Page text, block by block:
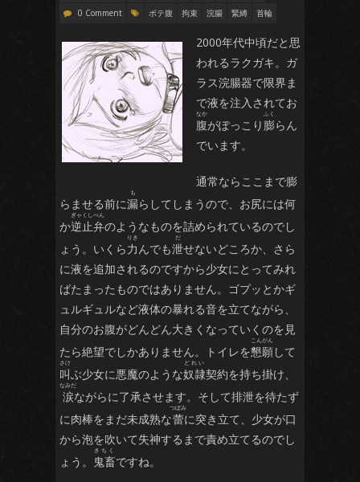
0 Comment
ボテ腹 拘束 浣腸 緊縛 首輪
2000年代中頃だと思
われるラクガキ。ガ
ラス浣腸器で限界ま
で液を注入されてお
腹がぽっこり 膨らん
でいます。
通常ならここまで膨
らませる前に漏らしてしまうので、お尻には何
か逆止弁のようなものを詰められているのでし
ょう。いくら力んでも泄せないどころか、さら
に液を追加されるのですから少女にとってみれ
ばたまったものではありません。ゴプッとかギ
ュルギュルなど液体の暴れる音を立てながら、
自分のお腹がどんどん大きくなっていくのを見
たら絶望でしかありません。トイレを懇願して
叫ぶ少女に悪魔のような奴隷契約を持ち掛け、
涙ながらに了承させます。そして排泄を待たず
に肉棒をまだ未成熟な蕾に突き立て、少女が口
から泡を吹いて失神するまで責め立てるのでし
ょう。 鬼畜ですね。